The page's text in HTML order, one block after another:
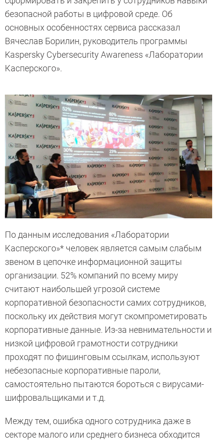
безопасной работы в цифровой среде. Об
основных особенностях сервиса рассказал
Вячеслав Борилин, руководитель программы
Kaspersky Cybersecurity Awareness «Лаборатории
Касперского».
По данным исследования «Лаборатории
Касперского»* человек является самым слабым
звеном в цепочке информационной защиты
организации. 52% компаний по всему миру
считают наибольшей угрозой системе
корпоративной безопасности самих сотрудников,
поскольку их действия могут скомпрометировать
корпоративные данные. Из-за невнимательности и
низкой цифровой грамотности сотрудники
проходят по фишинговым ссылкам, используют
небезопасные корпоративные пароли,
самостоятельно пытаются бороться с вирусами-
шифровальщиками и т.д.
Между тем, ошибка одного сотрудника даже в
секторе малого или среднего бизнеса обходится